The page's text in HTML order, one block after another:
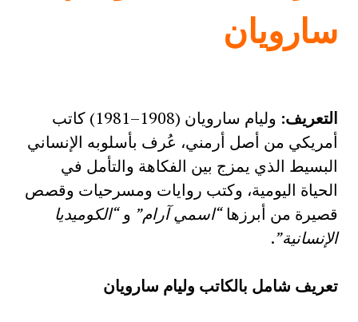
سارویان
التعريف:
وليام سارويان (1908–1981) كاتب
أمريكي من أصل أرمني، عُرف بأسلوبه الإنساني
البسيط الذي يمزج بين الفكاهة والتأمل في
الحياة اليومية، وكتب روايات ومسرحيات وقصص
قصيرة من أبرزها“اسمي آرام” و“الكوميديا
الإنسانية”.
تعريف شامل بالكاتب وليام سارويان